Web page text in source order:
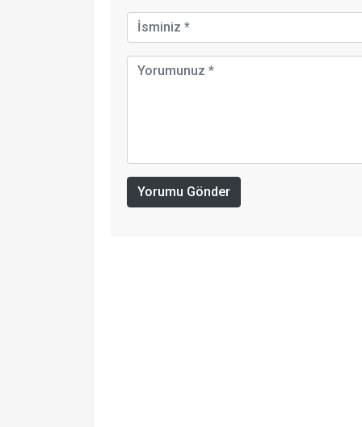
Yorumu Gönder